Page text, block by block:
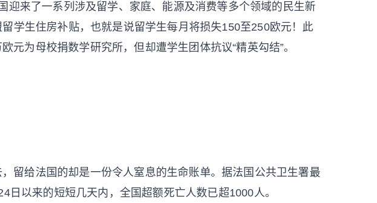
迎来了一系列涉及留学、家庭、能源及消费等多个领域的民生新
学生住房补贴，也就是说留学生每月将损失150至250欧元！此
元为母校捐数学研究所，但却遭学生团体抗议“精英勾结”。
，留给法国的却是一份令人窒息的生命账单。据法国公共卫生署最
日以来的短短几天内，全国超额死亡人数已超1000人。